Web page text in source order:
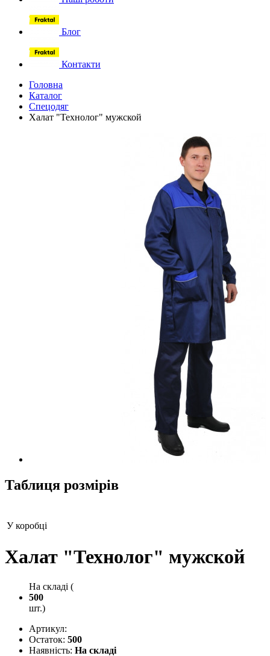
Блог
Контакти
Головна
Каталог
Спецодяг
Халат "Технолог" мужской
Таблиця розмірів
У коробці
Халат "Технолог" мужской
На складі (
500
шт.)
Артикул:
Остаток: 500
Наявність: На складі